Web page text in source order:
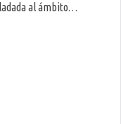
al ámbito…